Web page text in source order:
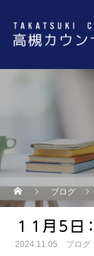
ブログ
１１月５日
2024.11.05 ブログ